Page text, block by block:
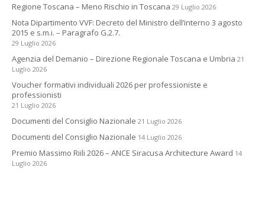
Regione Toscana – Meno Rischio in Toscana 29 Luglio 2026
Nota Dipartimento VVF: Decreto del Ministro dell’interno 3 agosto
2015 e s.m.i. – Paragrafo G.2.7.
29 Luglio 2026
Agenzia del Demanio – Direzione Regionale Toscana e Umbria 21
Luglio 2026
Voucher formativi individuali 2026 per professioniste e
professionisti
21 Luglio 2026
Documenti del Consiglio Nazionale 21 Luglio 2026
Documenti del Consiglio Nazionale 14 Luglio 2026
Premio Massimo Riili 2026 – ANCE Siracusa Architecture Award 14
Luglio 2026